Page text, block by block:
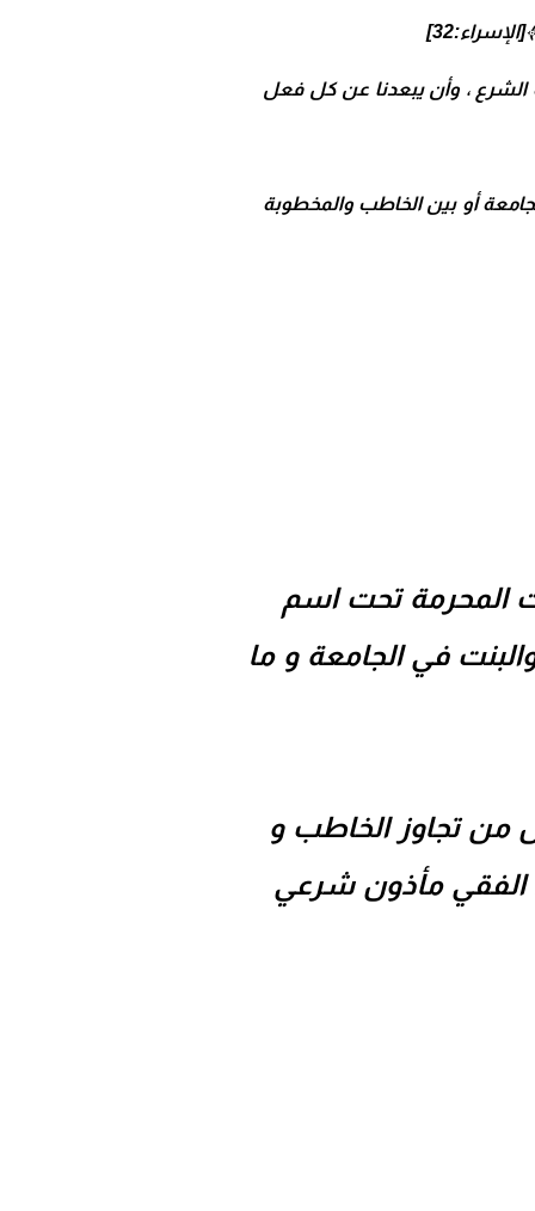
به الشرع ، وأن يبعدنا عن كل فعل
أو بين الخاطب والمخطوبة
المحرمة تحت اسم
في الجامعة و ما
من تجاوز الخاطب و
الفقي مأذون شرعي